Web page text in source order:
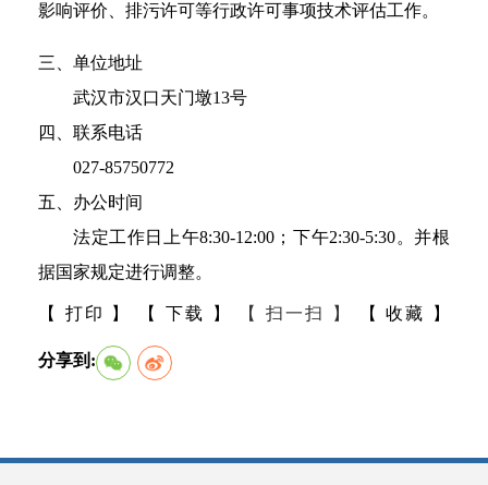
影响评价、排污许可等行政许可事项技术评估工作。
三、单位地址
武汉市汉口天门墩13号
四、联系电话
027-85750772
五、办公时间
法定工作日上午8:30-12:00；下午2:30-5:30。并根
据国家规定进行调整。
【 打印 】 【 下载 】 【 扫一扫 】 【 收藏 】
分享到: